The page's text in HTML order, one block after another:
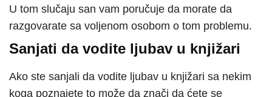
U tom slučaju san vam poručuje da morate da
razgovarate sa voljenom osobom o tom problemu.
Sanjati da vodite ljubav u knjižari
Ako ste sanjali da vodite ljubav u knjižari sa nekim
koga poznajete to može da znači da ćete se